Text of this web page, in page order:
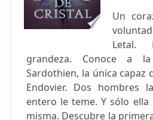
Un
Letal.
grandeza. Conoce a la
Sardothien, la única capaz
Endovier. Dos hombres
entero le teme. Y sólo ella
misma. Descubre la